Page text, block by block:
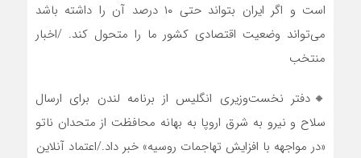
است و اگر ایران بتواند حتی ۱۰ درصد آن را داشته باشد
می‌تواند وضعیت اقتصادی کشور ما را متحول کند. /اخبار
منتخب
🔸دفتر نخست‌وزیری انگلیس از برنامه لندن برای ارسال
سلاح و نیرو به شرق اروپا به بهانه محافظت از متحدان ناتو
«در مواجهه با افزایش تهاجمات روسیه» خبر داد./اعتماد آنلاین